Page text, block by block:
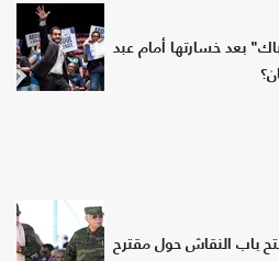
بعد خسارتها أمام عبد
باب النقاش حول مقترح